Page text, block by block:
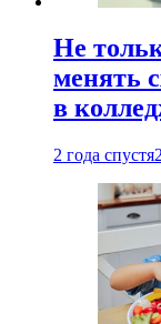
Не
менять
в
2 года спустя